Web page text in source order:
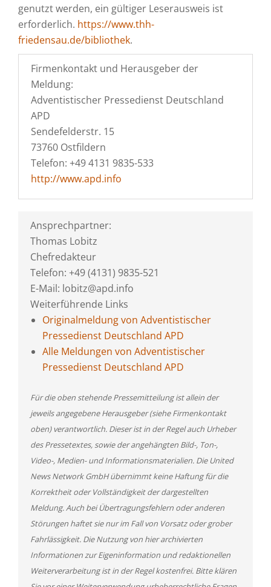
genutzt werden, ein gültiger Leserausweis ist
erforderlich. https://www.thh-
friedensau.de/bibliothek.
Firmenkontakt und Herausgeber der
Meldung:
Adventistischer Pressedienst Deutschland
APD
Sendefelderstr. 15
73760 Ostfildern
Telefon: +49 4131 9835-533
http://www.apd.info
Ansprechpartner:
Thomas Lobitz
Chefredakteur
Telefon: +49 (4131) 9835-521
E-Mail: lobitz@apd.info
Weiterführende Links
Originalmeldung von Adventistischer
Pressedienst Deutschland APD
Alle Meldungen von Adventistischer
Pressedienst Deutschland APD
Für die oben stehende Pressemitteilung ist allein der
jeweils angegebene Herausgeber (siehe Firmenkontakt
oben) verantwortlich. Dieser ist in der Regel auch Urheber
des Pressetextes, sowie der angehängten Bild-, Ton-,
Video-, Medien- und Informationsmaterialien. Die United
News Network GmbH übernimmt keine Haftung für die
Korrektheit oder Vollständigkeit der dargestellten
Meldung. Auch bei Übertragungsfehlern oder anderen
Störungen haftet sie nur im Fall von Vorsatz oder grober
Fahrlässigkeit. Die Nutzung von hier archivierten
Informationen zur Eigeninformation und redaktionellen
Weiterverarbeitung ist in der Regel kostenfrei. Bitte klären